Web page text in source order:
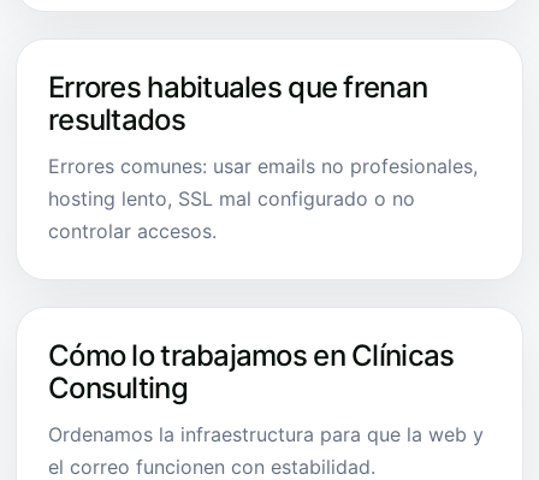
Errores habituales que frenan
resultados
Errores comunes: usar emails no profesionales,
hosting lento, SSL mal configurado o no
controlar accesos.
Cómo lo trabajamos en Clínicas
Consulting
Ordenamos la infraestructura para que la web y
el correo funcionen con estabilidad.